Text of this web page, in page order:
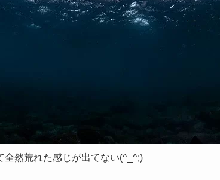
然荒れた感じが出てない(^_^;)